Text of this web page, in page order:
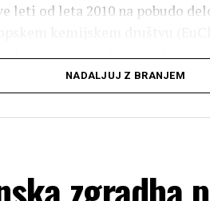
leti od leta 2010 na pobudo
pristopov in metod za
NADALJUJ Z BRANJEM